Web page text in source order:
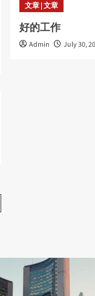
文章 | 文章
好的工作
Admin July 30,